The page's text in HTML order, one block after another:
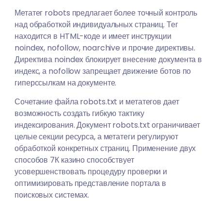
Метатег robots предлагает более точный контроль
над обработкой индивидуальных страниц. Тег
находится в HTML-коде и имеет инструкции
noindex, nofollow, noarchive и прочие директивы.
Директива noindex блокирует внесение документа в
индекс, а nofollow запрещает движение ботов по
гиперссылкам на документе.
Сочетание файла robots.txt и метатегов дает
возможность создать гибкую тактику
индексирования. Документ robots.txt ограничивает
целые секции ресурса, а метатеги регулируют
обработкой конкретных страниц. Применение двух
способов 7К казино способствует
усовершенствовать процедуру проверки и
оптимизировать представление портала в
поисковых системах.